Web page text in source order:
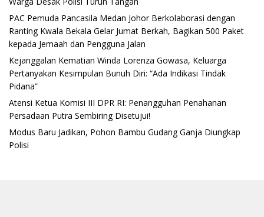
PAC Pemuda Pancasila Medan Johor Berkolaborasi dengan
Ranting Kwala Bekala Gelar Jumat Berkah, Bagikan 500 Paket
kepada Jemaah dan Pengguna Jalan
Kejanggalan Kematian Winda Lorenza Gowasa, Keluarga
Pertanyakan Kesimpulan Bunuh Diri: “Ada Indikasi Tindak
Pidana”
Atensi Ketua Komisi III DPR RI: Penangguhan Penahanan
Persadaan Putra Sembiring Disetujui!
Modus Baru Jadikan, Pohon Bambu Gudang Ganja Diungkap
Polisi